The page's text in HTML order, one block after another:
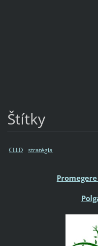
Štítky
CLLD stratégia